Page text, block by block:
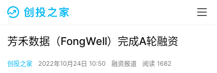
芳禾数据（FongWell）完成A轮融资
创投之家 2022年10月24日 10:50 融资报道 阅读 1682